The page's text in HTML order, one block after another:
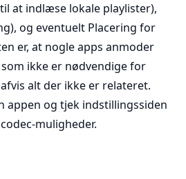
at indlæse lokale playlister),
og eventuelt Placering for
er, at nogle apps anmoder
ikke er nødvendige for
alt der ikke er relateret.
appen og tjek indstillingssiden
muligheder.